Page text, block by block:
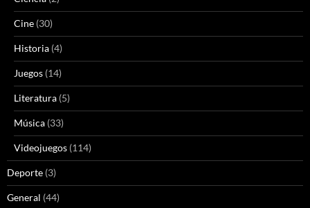
Cine (30)
Historia (4)
Juegos (14)
Literatura (5)
Música (33)
Videojuegos (114)
Deporte (3)
General (44)